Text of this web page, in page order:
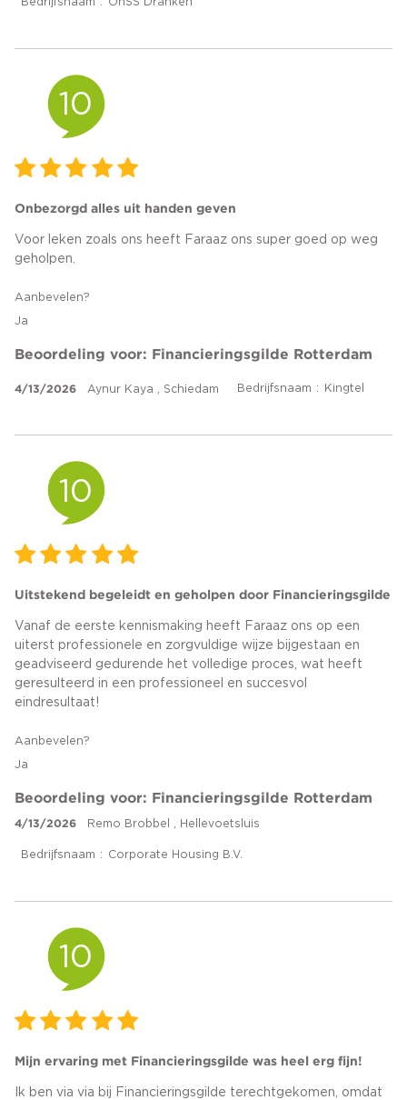
10
Onbezorgd alles uit handen geven
Voor leken zoals ons heeft Faraaz ons super goed op weg
geholpen.
Aanbevelen?
Ja
Beoordeling voor: Financieringsgilde Rotterdam
4/13/2026 Aynur Kaya , Schiedam Bedrijfsnaam Kingtel
10
Uitstekend begeleidt en geholpen door Financieringsgilde
Vanaf de eerste kennismaking heeft Faraaz ons op een
uiterst professionele en zorgvuldige wijze bijgestaan en
geadviseerd gedurende het volledige proces, wat heeft
geresulteerd in een professioneel en succesvol
eindresultaat!
Aanbevelen?
Ja
Beoordeling voor: Financieringsgilde Rotterdam
4/13/2026 Remo Brobbel , Hellevoetsluis
Bedrijfsnaam Corporate Housing B.V.
10
Mijn ervaring met Financieringsgilde was heel erg fijn!
Ik ben via via bij Financieringsgilde terechtgekomen, omdat